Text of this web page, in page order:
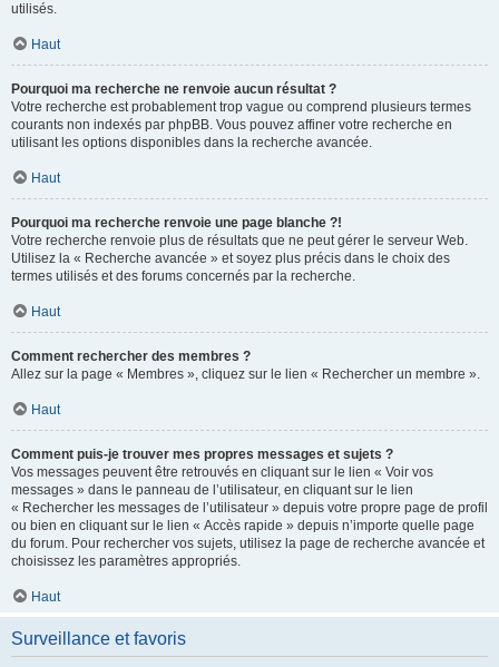
utilisés.
Haut
Pourquoi ma recherche ne renvoie aucun résultat ?
Votre recherche est probablement trop vague ou comprend plusieurs termes
courants non indexés par phpBB. Vous pouvez affiner votre recherche en
utilisant les options disponibles dans la recherche avancée.
Haut
Pourquoi ma recherche renvoie une page blanche ?!
Votre recherche renvoie plus de résultats que ne peut gérer le serveur Web.
Utilisez la « Recherche avancée » et soyez plus précis dans le choix des
termes utilisés et des forums concernés par la recherche.
Haut
Comment rechercher des membres ?
Allez sur la page « Membres », cliquez sur le lien « Rechercher un membre ».
Haut
Comment puis-je trouver mes propres messages et sujets ?
Vos messages peuvent être retrouvés en cliquant sur le lien « Voir vos
messages » dans le panneau de l’utilisateur, en cliquant sur le lien
« Rechercher les messages de l’utilisateur » depuis votre propre page de profil
ou bien en cliquant sur le lien « Accès rapide » depuis n’importe quelle page
du forum. Pour rechercher vos sujets, utilisez la page de recherche avancée et
choisissez les paramètres appropriés.
Haut
Surveillance et favoris